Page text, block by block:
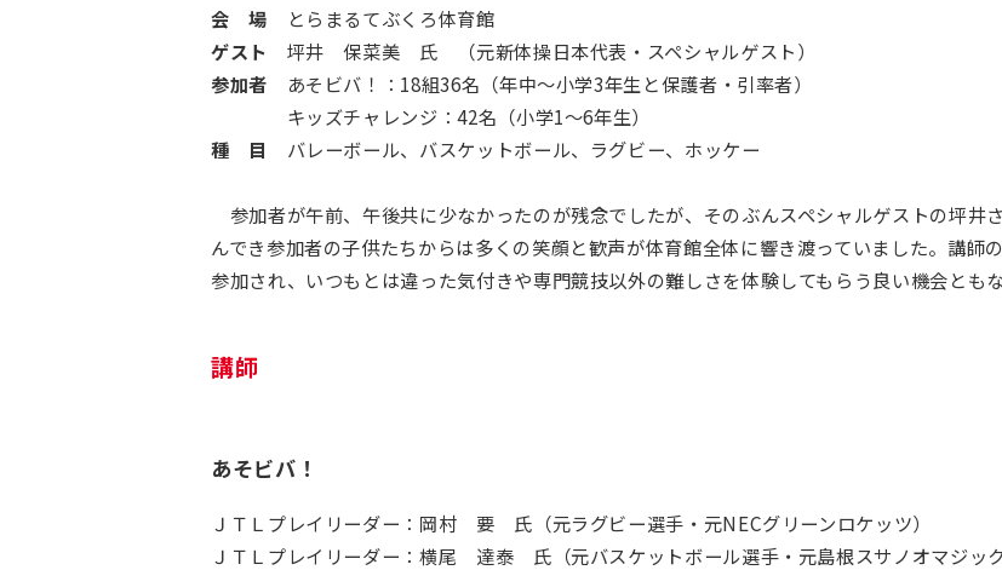
会 場 とらまるてぶくろ体育館
ゲスト 坪井 保菜美 氏 （元新体操日本代表・スペシャルゲスト）
参加者 あそビバ！：18組36名（年中～小学3年生と保護者・引率者）
キッズチャレンジ：42名（小学1～6年生）
種 目
バレーボール、バスケットボール、ラグビー、ホッケー
参加者が午前、午後共に少なかったのが残念でしたが、そのぶんスペシャルゲストの坪井
んでき参加者の子供たちからは多くの笑顔と歓声が体育館全体に響き渡っていました。講師
参加され、いつもとは違った気付きや専門競技以外の難しさを体験してもらう良い機会とも
講師
あそビバ！
ＪＴＬプレイリーダー：岡村 要 氏（元ラグビー選手・元NECグリーンロケッツ）
ＪＴＬプレイリーダー：横尾 達泰 氏（元バスケットボール選手・元島根スサノオマジック